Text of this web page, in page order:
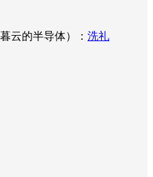
云的半导体）： 洗礼